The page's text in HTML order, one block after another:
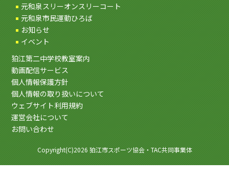
元和泉スリーオンスリーコート
元和泉市民運動ひろば
お知らせ
イベント
狛江第二中学校教室案内
動画配信サービス
個人情報保護方針
個人情報の取り扱いについて
ウェブサイト利用規約
運営会社について
お問い合わせ
Copyright(C)2026 狛江市スポーツ協会・TAC共同事業体